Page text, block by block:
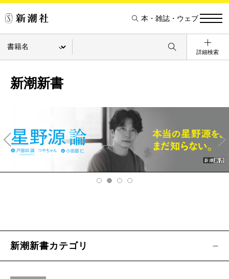
本・雑誌・ウェブ
詳細検索
新潮新書
v
Ne
xt
新潮新書カテゴリ